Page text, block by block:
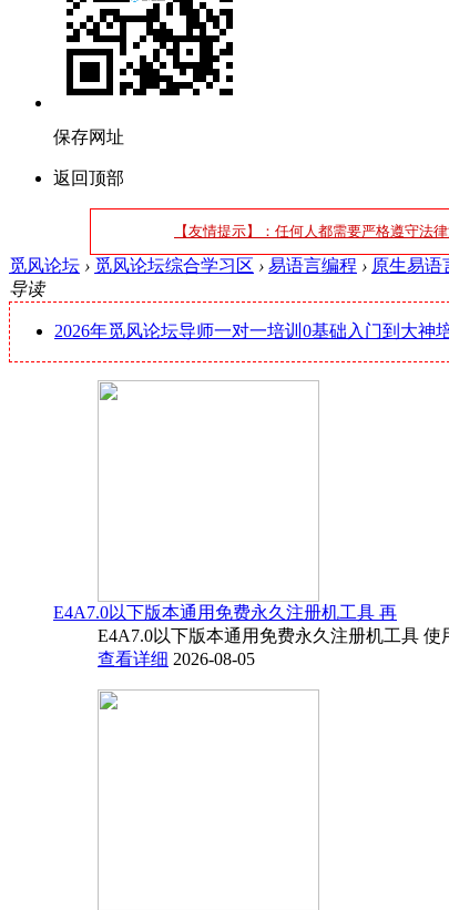
保存网址
返回顶部
【友情提示】：任何人都需要严格遵守
觅风论坛 › 觅风论坛综合学习区 › 易语言编程 › 原生易语
导读
2026年觅风论坛导师一对一培训0基础入门到大神
E4A7.0以下版本通用免费永久注册机工具 再
E4A7.0以下版本通用免费永久注册机工具
查看详细 2026-08-05